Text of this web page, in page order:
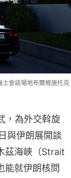
會談場地布爾根施托克
，為外交斡旋
與伊朗展開談
茲海峽（Strait
能就伊朗核問